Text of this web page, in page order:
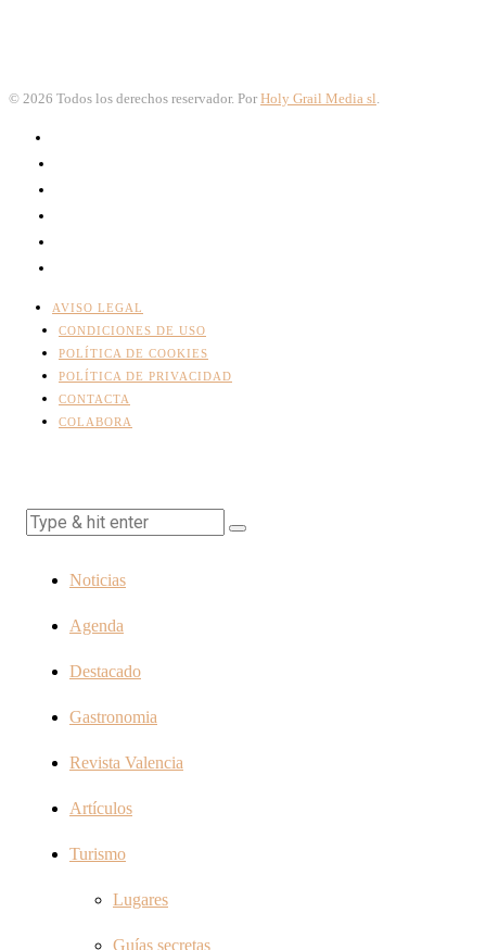
© 2026 Todos los derechos reservador. Por Holy Grail Media sl
AVISO LEGAL
CONDICIONES DE USO
POLÍTICA DE COOKIES
POLÍTICA DE PRIVACIDAD
CONTACTA
COLABORA
Noticias
Agenda
Destacado
Gastronomia
Revista Valencia
Artículos
Turismo
Lugares
Guías secretas